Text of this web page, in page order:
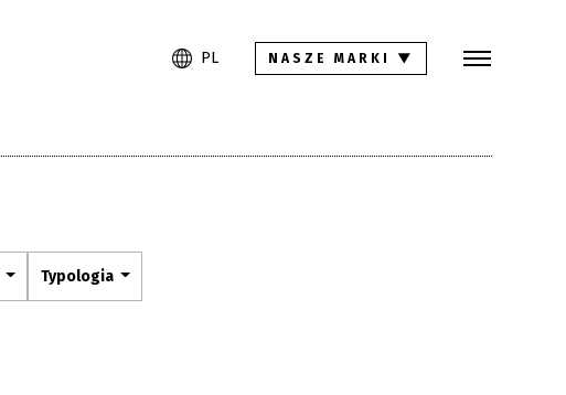
PL EN
PL NASZE MARKI ▼
Typologia
Inspiracje